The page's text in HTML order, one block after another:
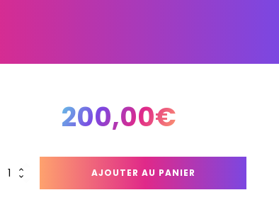
200,00€
AJOUTER AU PANIER